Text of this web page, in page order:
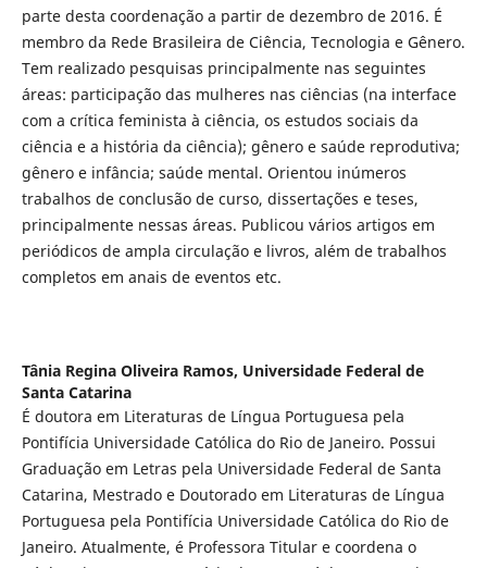
parte desta coordenação a partir de dezembro de 2016. É
membro da Rede Brasileira de Ciência, Tecnologia e Gênero.
Tem realizado pesquisas principalmente nas seguintes
áreas: participação das mulheres nas ciências (na interface
com a crítica feminista à ciência, os estudos sociais da
ciência e a história da ciência); gênero e saúde reprodutiva;
gênero e infância; saúde mental. Orientou inúmeros
trabalhos de conclusão de curso, dissertações e teses,
principalmente nessas áreas. Publicou vários artigos em
periódicos de ampla circulação e livros, além de trabalhos
completos em anais de eventos etc.
Tânia Regina Oliveira Ramos, Universidade Federal de
Santa Catarina
É doutora em Literaturas de Língua Portuguesa pela
Pontifícia Universidade Católica do Rio de Janeiro. Possui
Graduação em Letras pela Universidade Federal de Santa
Catarina, Mestrado e Doutorado em Literaturas de Língua
Portuguesa pela Pontifícia Universidade Católica do Rio de
Janeiro. Atualmente, é Professora Titular e coordena o